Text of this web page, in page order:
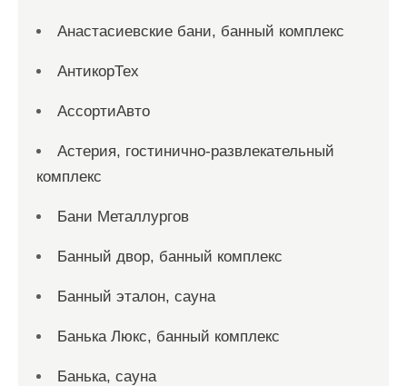
Анастасиевские бани, банный комплекс
АнтикорТех
АссортиАвто
Астерия, гостинично-развлекательный
комплекс
Бани Металлургов
Банный двор, банный комплекс
Банный эталон, сауна
Банька Люкс, банный комплекс
Банька, сауна